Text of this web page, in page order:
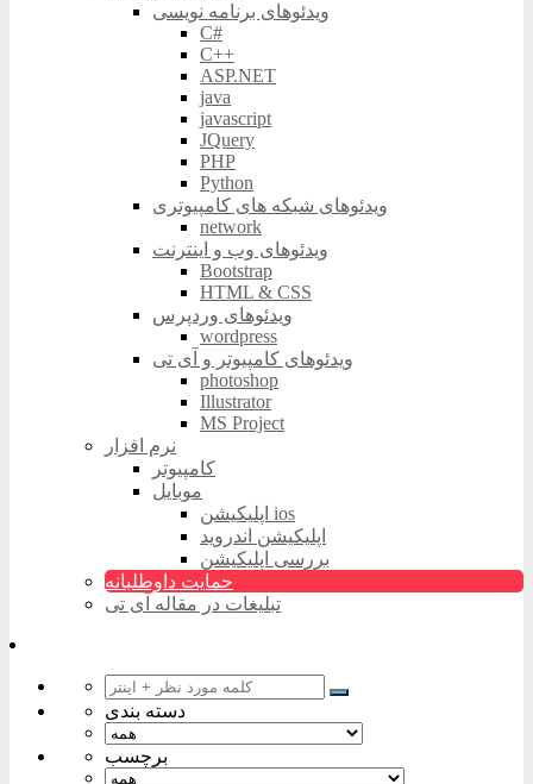
ویدئوهای برنامه نویسی
C#
C++
ASP.NET
java
javascript
JQuery
PHP
Python
ویدئوهای شبکه های کامپیوتری
network
ویدئوهای وب و اینترنت
Bootstrap
HTML & CSS
ویدئوهای وردپرس
wordpress
ویدئوهای کامپیوتر و آی تی
photoshop
Illustrator
MS Project
نرم افزار
کامپیوتر
موبایل
اپلیکیشن ios
اپلیکیشن اندروید
بررسی اپلیکیشن
حمایت داوطلبانه
تبلیغات در مقاله آی تی
دسته بندی
برچسب